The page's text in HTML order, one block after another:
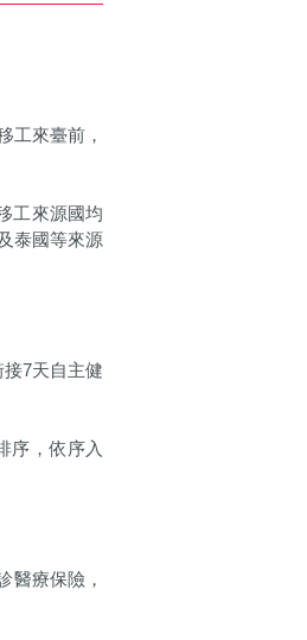
工來臺前，
工來源國均
泰國等來源
7天自主健
序，依序入
醫療保險，